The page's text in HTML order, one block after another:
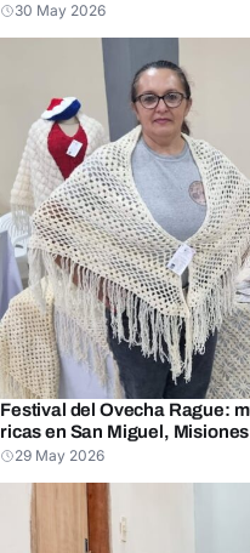
30 May 2026
Festival del Ovecha Rague:
ricas en San Miguel, Misiones
29 May 2026